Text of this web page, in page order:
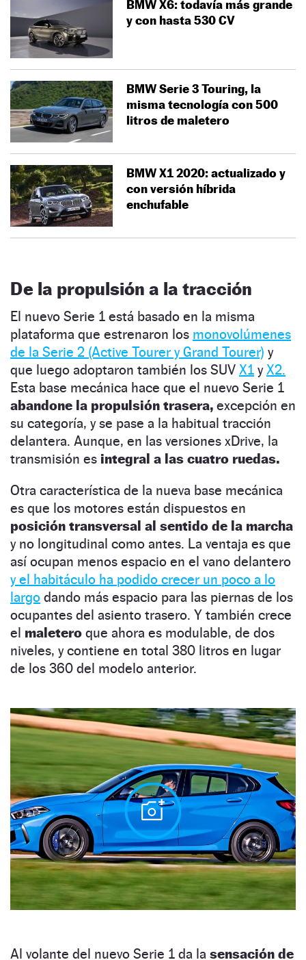
BMW X6: todavía más grande
y con hasta 530 CV
BMW Serie 3 Touring, la
misma tecnología con 500
litros de maletero
BMW X1 2020: actualizado y
con versión híbrida
enchufable
De la propulsión a la tracción
El nuevo Serie 1 está basado en la misma
plataforma que estrenaron los monovolúmenes
de la Serie 2 (Active Tourer y Grand Tourer) y
que luego adoptaron también los SUV X1 yX2.
Esta base mecánica hace que el nuevo Serie 1
abandone la propulsión trasera, excepción en
su categoría, y se pase a la habitual tracción
delantera. Aunque, en las versiones xDrive, la
transmisión es integral a las cuatro ruedas.
Otra característica de la nueva base mecánica
es que los motores están dispuestos en
posición transversal al sentido de la marcha
y no longitudinal como antes. La ventaja es que
así ocupan menos espacio en el vano delantero
y el habitáculo ha podido crecer un poco a lo
largo dando más espacio para las piernas de los
ocupantes del asiento trasero. Y también crece
el maletero que ahora es modulable, de dos
niveles, y contiene en total 380 litros en lugar
de los 360 del modelo anterior.
Al volante del nuevo Serie 1 da la sensación de